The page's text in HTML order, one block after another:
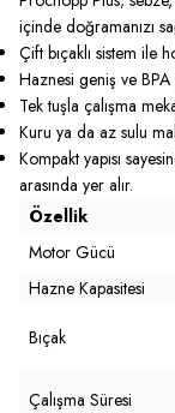
içinde doğramanızı
Çift bıçaklı sistem ile
Haznesi geniş ve BPA
Tek tuşla çalışma
Kuru ya da az sulu
Kompakt yapısı
arasında yer alır.
Özellik
Motor Gücü
Hazne Kapasitesi
Bıçak
Çalışma Süresi